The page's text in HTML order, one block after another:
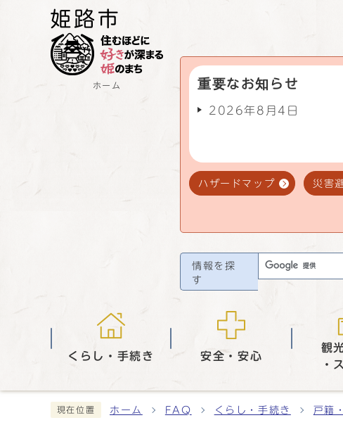
ホーム 重要なお知らせ
2026年8月4日
ハザードマップ 災害
情報を探
す
くらし・手続き 安全・安心
観
・
現在位置 ホーム FAQ くらし・手続き 戸籍